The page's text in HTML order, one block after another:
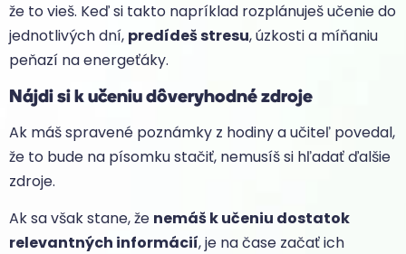
že to vieš. Keď si takto napríklad rozplánuješ učenie do
jednotlivých dní, predídeš stresu, úzkosti a míňaniu
peňazí na energeťáky.
Nájdi si k učeniu dôveryhodné zdroje
Ak máš spravené poznámky z hodiny a učiteľ povedal,
že to bude na písomku stačiť, nemusíš si hľadať ďalšie
zdroje.
Ak sa však stane, že nemáš k učeniu dostatok
relevantných informácií, je na čase začať ich